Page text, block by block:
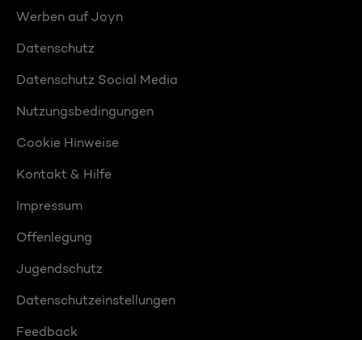
Werben auf Joyn
Datenschutz
Datenschutz Social Media
Nutzungsbedingungen
Cookie Hinweise
Kontakt & Hilfe
Impressum
Offenlegung
Jugendschutz
Datenschutzeinstellungen
Feedback